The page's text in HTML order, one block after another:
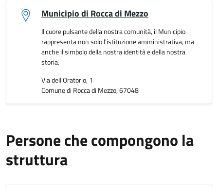
Municipio di Rocca di Mezzo
Il cuore pulsante della nostra comunità, il Municipio
rappresenta non solo l'istituzione amministrativa, ma
anche il simbolo della nostra identità e della nostra
storia.
Via dell'Oratorio, 1
Comune di Rocca di Mezzo, 67048
Persone che compongono la
struttura